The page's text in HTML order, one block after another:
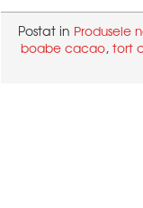
Postat in
,